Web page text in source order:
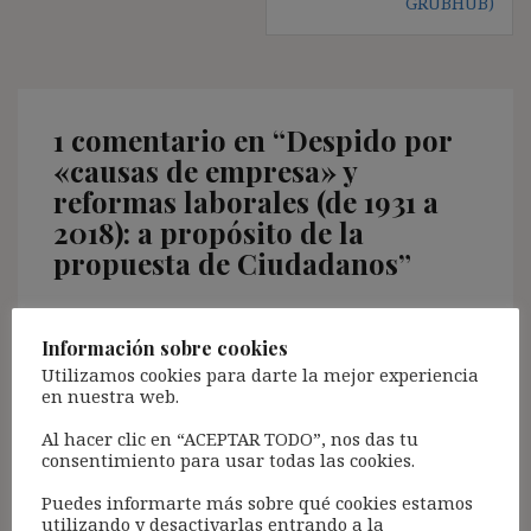
1 comentario en “Despido por
«causas de empresa» y
reformas laborales (de 1931 a
2018): a propósito de la
propuesta de Ciudadanos”
Pingback:
Precisiones sobre la propuesta
Ciudadanos contra la precariedad laboral -
Información sobre cookies
Utilizamos cookies para darte la mejor experiencia
en nuestra web.
Al hacer clic en “ACEPTAR TODO”, nos das tu
consentimiento para usar todas las cookies.
Puedes informarte más sobre qué cookies estamos
utilizando y desactivarlas entrando a la